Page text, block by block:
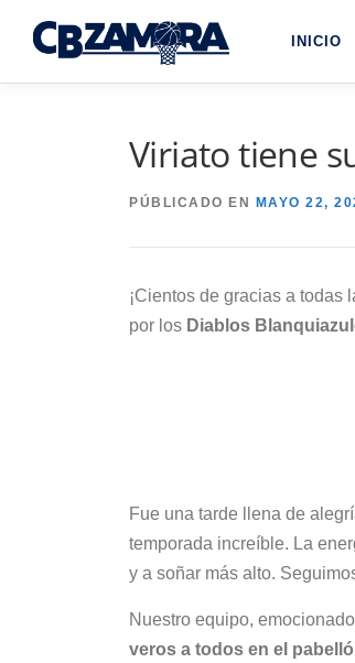
INICIO
Viriato tiene
PÚBLICADO EN MAYO 22,
¡Cientos de gracias a
por los Diablos
Fue una tarde llena de
temporada increíble. La
y a soñar más alto.
Nuestro equipo,
veros a todos en el